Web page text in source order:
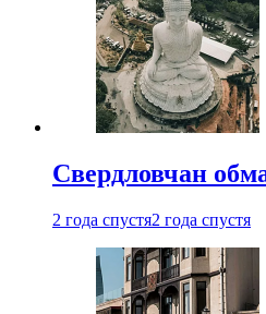
Свердловчан
2 года спустя2 года спустя